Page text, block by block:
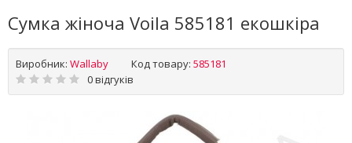
Сумка жіноча Voila 585181 екошкіра
Виробник: Wallaby Код товару: 585181
0 відгуків